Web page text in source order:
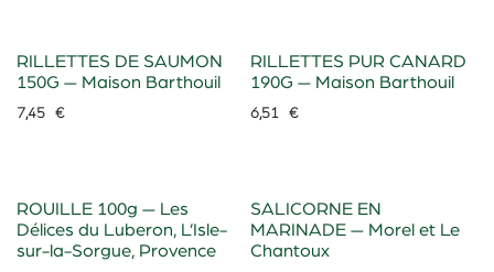
RILLETTES DE SAUMON
150G — Maison Barthouil
7,45 €
RILLETTES PUR CANARD
190G — Maison Barthouil
6,51€
ROUILLE 100g — Les
Délices du Luberon, L’Isle-
sur-la-Sorgue, Provence
SALICORNE EN
MARINADE — Morel et Le
Chantoux